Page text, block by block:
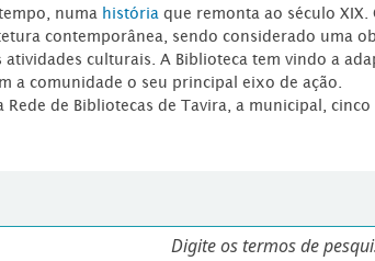
numa história que remonta ao século
contemporânea, sendo considerado uma
atividades culturais. A Biblioteca tem vindo a
a comunidade o seu principal eixo de ação.
de Bibliotecas de Tavira, a municipal,